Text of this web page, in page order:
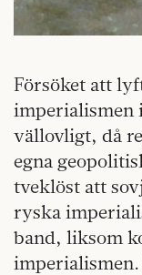
Försöket att
imperialismen
vällovligt, då
egna
tveklöst att
ryska
band, liksom